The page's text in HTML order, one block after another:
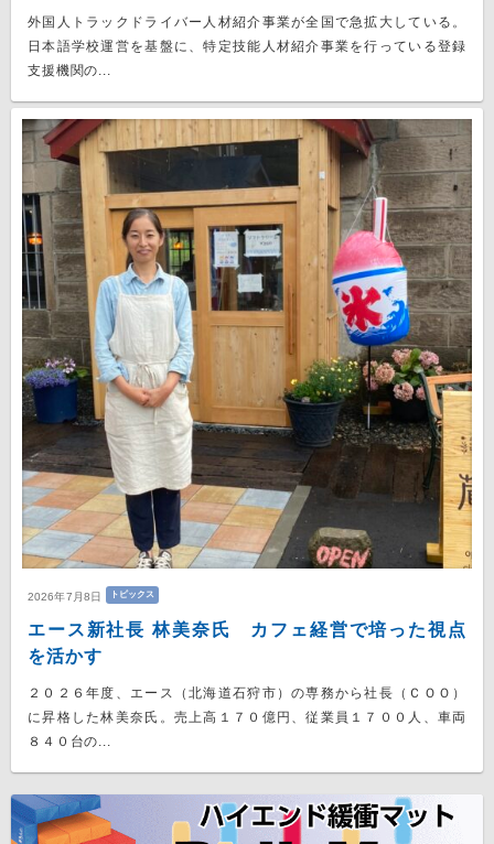
外国人トラックドライバー人材紹介事業が全国で急拡大している。
日本語学校運営を基盤に、特定技能人材紹介事業を行っている登録
支援機関の...
2026年7月8日 トピックス
エース新社長 林美奈氏 カフェ経営で培った視点
を活かす
２０２６年度、エース（北海道石狩市）の専務から社長（ＣＯＯ）
に昇格した林美奈氏。売上高１７０億円、従業員１７００人、車両
８４０台の...